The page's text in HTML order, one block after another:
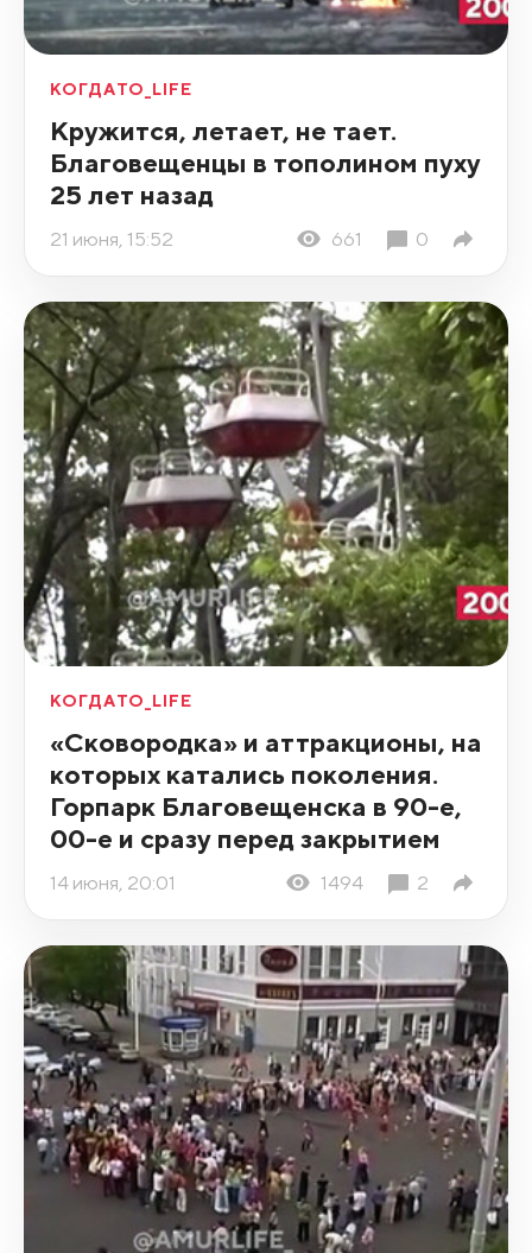
КОГДАТО_LIFE
Кружится, летает, не тает.
Благовещенцы в тополином пуху
25 лет назад
21 июня, 15:52 661 0
КОГДАТО_LIFE
«Сковородка» и аттракционы, на
которых катались поколения.
Горпарк Благовещенска в 90-е,
00-е и сразу перед закрытием
14 июня, 20:01 1494 2